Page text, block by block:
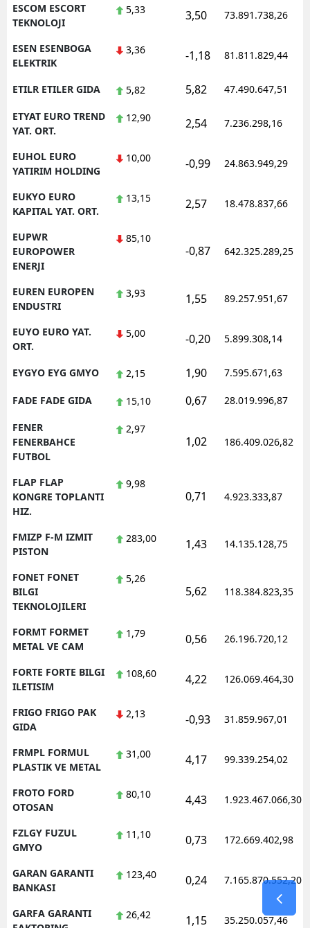
ESCOM ESCORT
TEKNOLOJI
5,33 3,50 73.891.738,26
ESEN ESENBOGA
ELEKTRIK
3,36 -1,18 81.811.829,44
ETILR ETILER GIDA 5,82 5,82 47.490.647,51
ETYAT EURO TREND
YAT. ORT.
12,90 2,54 7.236.298,16
EUHOL EURO
YATIRIM HOLDING
10,00 -0,99 24.863.949,29
EUKYO EURO
KAPITAL YAT. ORT.
13,15 2,57 18.478.837,66
EUPWR
EUROPOWER
ENERJI
85,10
-0,87 642.325.289,25
EUREN EUROPEN
ENDUSTRI
3,93 1,55 89.257.951,67
EUYO EURO YAT.
ORT.
5,00 -0,20 5.899.308,14
EYGYO EYG GMYO 2,15 1,90 7.595.671,63
FADE FADE GIDA 15,10 0,67 28.019.996,87
FENER
FENERBAHCE
FUTBOL
2,97
1,02 186.409.026,82
FLAP FLAP
KONGRE TOPLANTI
HIZ.
9,98
0,71 4.923.333,87
FMIZP F-M IZMIT
PISTON
283,00 1,43 14.135.128,75
FONET FONET
BILGI
TEKNOLOJILERI
5,26
5,62 118.384.823,35
FORMT FORMET
METAL VE CAM
1,79 0,56 26.196.720,12
FORTE FORTE BILGI
ILETISIM
108,60 4,22 126.069.464,30
FRIGO FRIGO PAK
GIDA
2,13 -0,93 31.859.967,01
FRMPL FORMUL
PLASTIK VE METAL
31,00 4,17 99.339.254,02
FROTO FORD
OTOSAN
80,10 4,43 1.923.467.066,30
FZLGY FUZUL
GMYO
11,10 0,73 172.669.402,98
GARAN GARANTI
BANKASI
123,40 0,24 7.165.870.552,20
GARFA GARANTI
26,42 1,15 35.250.057,46